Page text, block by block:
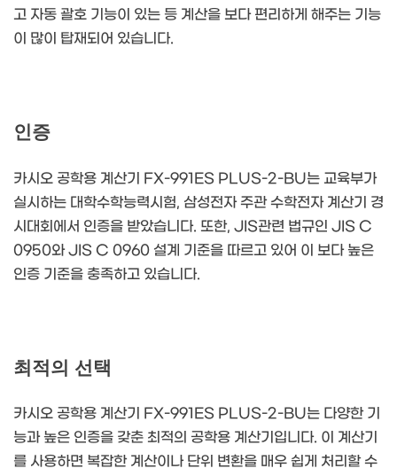
고 자동 괄호 기능이 있는 등 계산을 보다 편리하게 해주는 기능
이 많이 탑재되어 있습니다.
인증
카시오 공학용 계산기 FX-991ES PLUS-2-BU는 교육부가
실시하는 대학수학능력시험, 삼성전자 주관 수학전자 계산기 경
시대회에서 인증을 받았습니다. 또한, JIS관련 법규인 JIS C
0950와 JIS C 0960 설계 기준을 따르고 있어 이 보다 높은
인증 기준을 충족하고 있습니다.
최적의 선택
카시오 공학용 계산기 FX-991ES PLUS-2-BU는 다양한 기
능과 높은 인증을 갖춘 최적의 공학용 계산기입니다. 이 계산기
를 사용하면 복잡한 계산이나 단위 변환을 매우 쉽게 처리할 수